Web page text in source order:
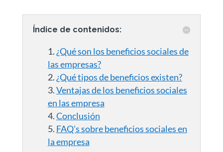
Índice de contenidos:
¿Qué son los beneficios sociales de
las empresas?
¿Qué tipos de beneficios existen?
Ventajas de los beneficios sociales
en las empresa
Conclusión
FAQ's sobre beneficios sociales en
la empresa